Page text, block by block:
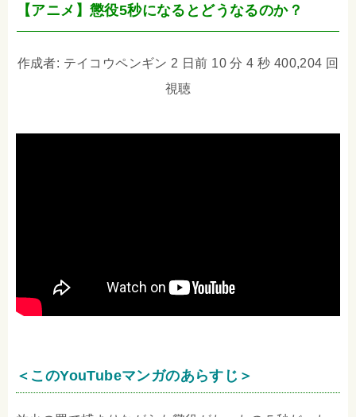
【アニメ】懲役5秒になるとどうなるのか？
作成者: テイコウペンギン 2 日前 10 分 4 秒 400,204 回
視聴
＜このYouTubeマンガのあらすじ＞